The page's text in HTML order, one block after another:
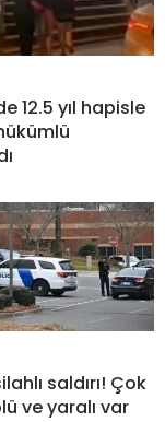
12.5 yıl hapisle
saldırı! Çok
ve yaralı var